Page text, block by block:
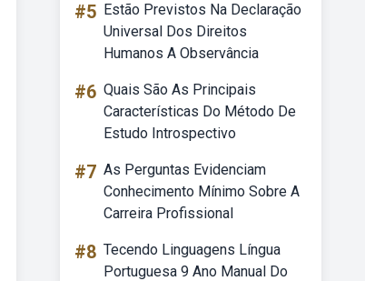
#5 Estão Previstos Na Declaração
Universal Dos Direitos
Humanos A Observância
#6 Quais São As Principais
Características Do Método De
Estudo Introspectivo
#7 As Perguntas Evidenciam
Conhecimento Mínimo Sobre A
Carreira Profissional
#8 Tecendo Linguagens Língua
Portuguesa 9 Ano Manual Do